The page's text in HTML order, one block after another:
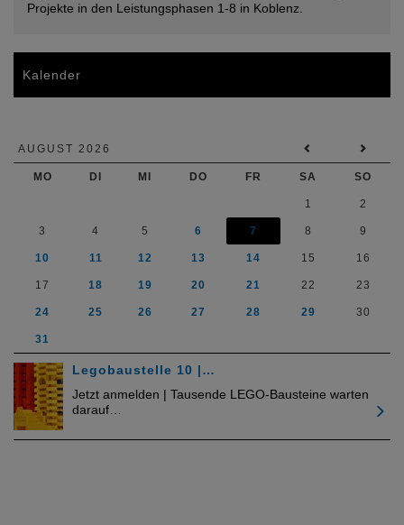
Projekte in den Leistungsphasen 1-8 in Koblenz.
Kalender
AUGUST 2026
MO DI MI DO FR SA SO
1 2
3 4 5 6 7 8 9
10 11 12 13 14 15 16
17 18 19 20 21 22 23
24 25 26 27 28 29 30
31
Legobaustelle 10 |…
Jetzt anmelden | Tausende LEGO-Bausteine warten
darauf…